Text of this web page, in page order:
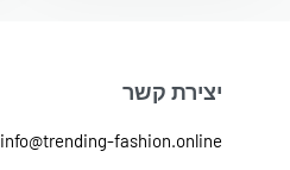
יצירת קשר
info@trending-fashion.online